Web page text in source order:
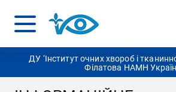
ДУ ‘Інститут очних хвороб і
Філатова НАМН